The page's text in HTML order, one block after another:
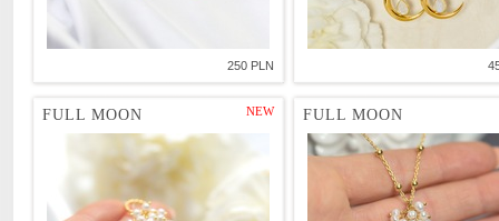
250 PLN
FULL MOON NEW FULL MOON